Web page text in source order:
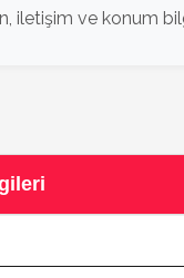
iletişim ve konum